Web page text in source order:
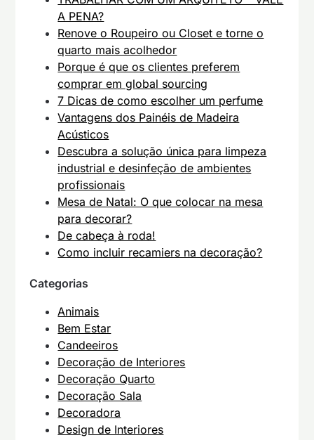
A PENA?
Renove o Roupeiro ou Closet e torne o
quarto mais acolhedor
Porque é que os clientes preferem
comprar em global sourcing
7 Dicas de como escolher um perfume
Vantagens dos Painéis de Madeira
Acústicos
Descubra a solução única para limpeza
industrial e desinfeção de ambientes
profissionais
Mesa de Natal: O que colocar na mesa
para decorar?
De cabeça à roda!
Como incluir recamiers na decoração?
Categorias
Animais
Bem Estar
Candeeiros
Decoração de Interiores
Decoração Quarto
Decoração Sala
Decoradora
Design de Interiores